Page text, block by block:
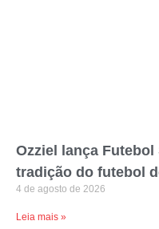
Ozziel lança Futebol
tradição do futebol
4 de agosto de 2026
Leia mais »